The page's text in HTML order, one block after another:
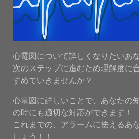
心電図について詳しくなりたいあ
次のステップに進むため理解度に
すめていきませんか？
心電図に詳しいことで、あなたの
の時にも適切な対応ができます！
これまでの、アラームに怯えるあ
しょう！！